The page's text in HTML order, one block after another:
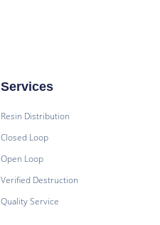
Services
Resin Distribution
Closed Loop
Open Loop
Verified Destruction
Quality Service